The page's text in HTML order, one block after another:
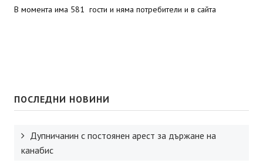
В момента има 581 гости и няма потребители и в сайта
ПОСЛЕДНИ НОВИНИ
Дупничанин с постоянен арест за държане на
канабис